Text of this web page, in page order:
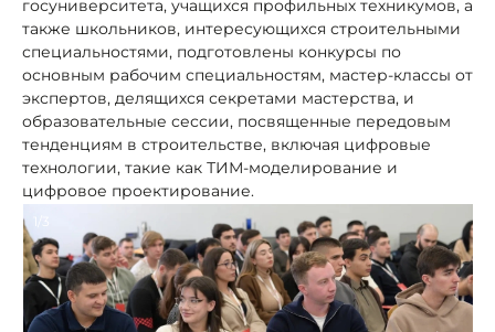
госуниверситета, учащихся профильных техникумов, а
также школьников, интересующихся строительными
специальностями, подготовлены конкурсы по
основным рабочим специальностям, мастер-классы от
экспертов, делящихся секретами мастерства, и
образовательные сессии, посвященные передовым
тенденциям в строительстве, включая цифровые
технологии, такие как ТИМ-моделирование и
цифровое проектирование.
1/3